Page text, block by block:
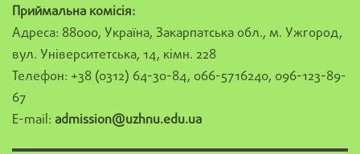
Приймальна комісія:
Адреса: 88000, Україна, Закарпатська обл., м. Ужгород,
вул. Університетська, 14, кімн. 228
Телефон: +38 (0312) 64-30-84, 066-5716240, 096-123-89-
67
E-mail: admission@uzhnu.edu.ua